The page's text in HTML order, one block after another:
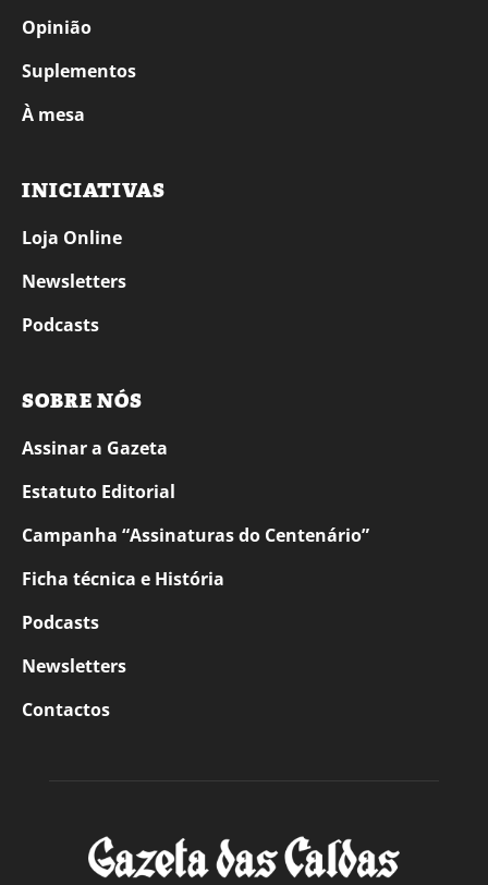
Opinião
Suplementos
À mesa
INICIATIVAS
Loja Online
Newsletters
Podcasts
SOBRE NÓS
Assinar a Gazeta
Estatuto Editorial
Campanha “Assinaturas do Centenário”
Ficha técnica e História
Podcasts
Newsletters
Contactos